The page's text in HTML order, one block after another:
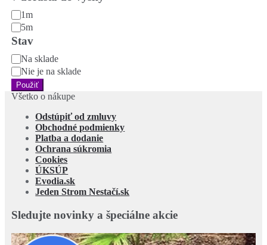
šírky
↔️
dorastá
do
šírky
1m
5m
Stav
StavNa sklade
Nie je na sklade
Použiť
Všetko o nákupe
Odstúpiť od zmluvy
Obchodné podmienky
Platba a dodanie
Ochrana súkromia
Cookies
ÚKSÚP
Evodia.sk
Jeden Strom Nestačí.sk
Sledujte novinky a špeciálne akcie